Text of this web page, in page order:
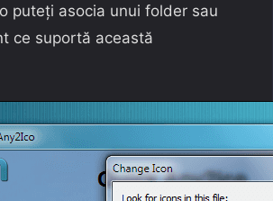
puteți asocia unui folder sau
ce suportă această